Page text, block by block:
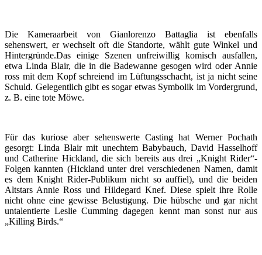
Die Kameraarbeit von Gianlorenzo Battaglia ist ebenfalls
sehenswert, er wechselt oft die Standorte, wählt gute Winkel und
Hintergründe.Das einige Szenen unfreiwillig komisch ausfallen,
etwa Linda Blair, die in die Badewanne gesogen wird oder Annie
ross mit dem Kopf schreiend im Lüftungsschacht, ist ja nicht seine
Schuld. Gelegentlich gibt es sogar etwas Symbolik im Vordergrund,
z. B. eine tote Möwe.
Für das kuriose aber sehenswerte Casting hat Werner Pochath
gesorgt: Linda Blair mit unechtem Babybauch, David Hasselhoff
und Catherine Hickland, die sich bereits aus drei „Knight Rider“-
Folgen kannten (Hickland unter drei verschiedenen Namen, damit
es dem Knight Rider-Publikum nicht so auffiel), und die beiden
Altstars Annie Ross und Hildegard Knef. Diese spielt ihre Rolle
nicht ohne eine gewisse Belustigung. Die hübsche und gar nicht
untalentierte Leslie Cumming dagegen kennt man sonst nur aus
„Killing Birds.“